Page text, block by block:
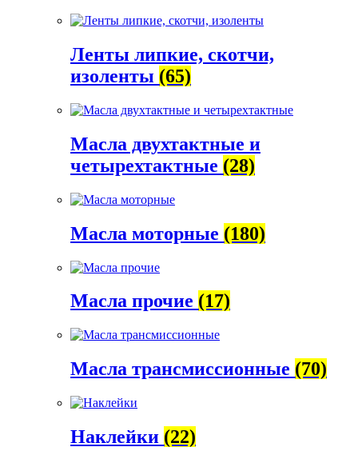
Ленты липкие, скотчи,
изоленты (65)
Масла двухтактные и
четырехтактные (28)
Масла моторные (180)
Масла прочие (17)
Масла трансмиссионные (70)
Наклейки (22)